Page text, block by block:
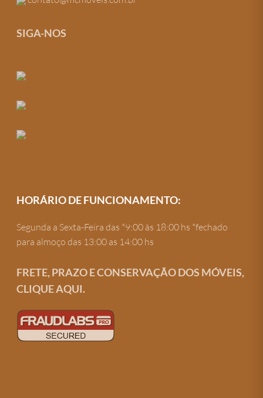
SIGA-NOS
HORÁRIO DE FUNCIONAMENTO:
Segunda a Sexta-Feira das *9:00 às 18:00 hs *fechado
para almoço das 13:00 as 14:00 hs
FRETE, PRAZO E CONSERVAÇÃO DOS MÓVEIS,
CLIQUE AQUI.